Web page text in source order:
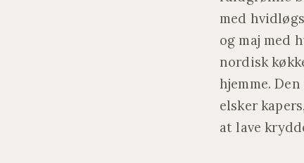
med
og maj med
nordisk
hjemme.
elsker
at lave